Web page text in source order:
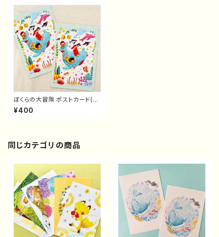
ぼくらの大冒険 ポストカード(2
枚セット）
¥400
同じカテゴリの商品